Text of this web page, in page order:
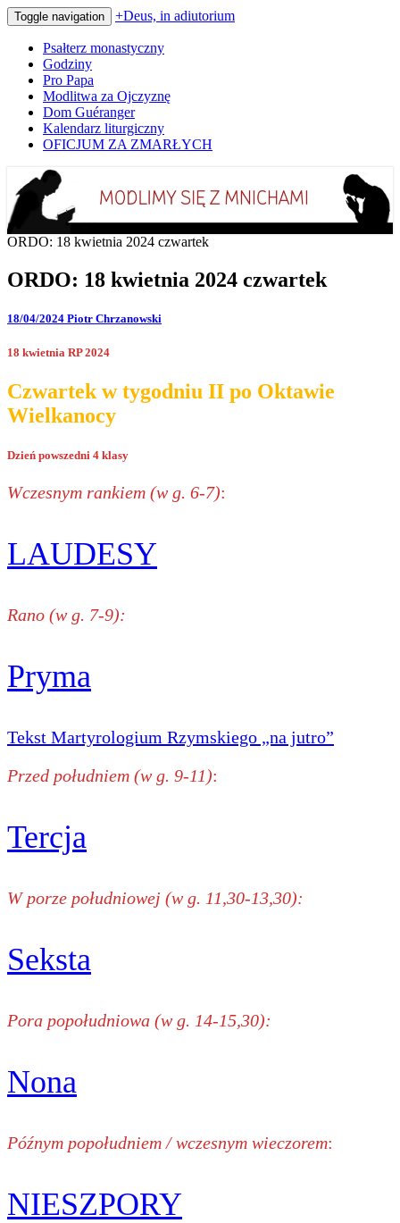
Toggle navigation +Deus, in adiutorium
Psałterz monastyczny
Godziny
Pro Papa
Modlitwa za Ojczyznę
Dom Guéranger
Kalendarz liturgiczny
OFICJUM ZA ZMARŁYCH
+Deus, in adiutorium
Codziennie modlimy się z mnichami
ORDO: 18 kwietnia 2024 czwartek
ORDO: 18 kwietnia 2024 czwartek
18/04/2024 Piotr Chrzanowski
18 kwietnia RP 2024
Czwartek w tygodniu II po Oktawie
Wielkanocy
Dzień powszedni 4 klasy
Wczesnym rankiem (w g. 6-7):
LAUDESY
Rano (w g. 7-9):
Pryma
Tekst Martyrologium Rzymskiego „na jutro”
Przed południem (w g. 9-11):
Tercja
W porze południowej (w g. 11,30-13,30):
Seksta
Pora popołudniowa (w g. 14-15,30):
Nona
Późnym popołudniem / wczesnym wieczorem:
NIESZPORY